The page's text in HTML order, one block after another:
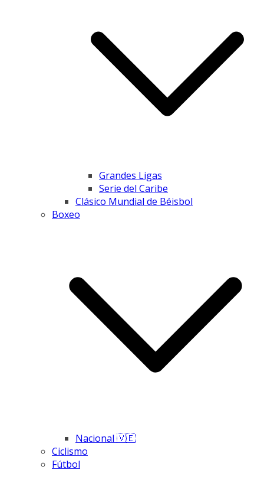
Grandes Ligas
Serie del Caribe
Clásico Mundial de Béisbol
Boxeo
Nacional 🇻🇪
Ciclismo
Fútbol